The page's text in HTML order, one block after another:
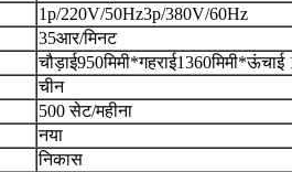
1p/220V/50Hz3p/380V/60Hz
35आर/मिनट
चौड़ाई950मिमी*गहराई1360मिमी*ऊंचाई
चीन
500 सेट/महीना
नया
निकास